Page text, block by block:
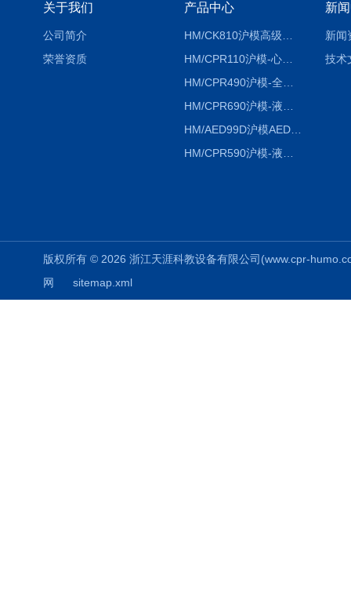
关于我们
公司简介
荣誉资质
产品中心
HM/CPR110沪模-心肺复苏模拟人胸外按压急救教学模型
HM/AED99D沪模AED99D自动体外除颤训练仪
新
新闻
技术
版权所有 © 2026 浙江天涯科教设备有限公司(www.cpr-
网
sitemap.xml